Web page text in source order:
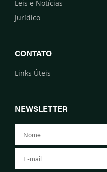
Leis e Notícias
Jurídico
CONTATO
Links Úteis
NEWSLETTER